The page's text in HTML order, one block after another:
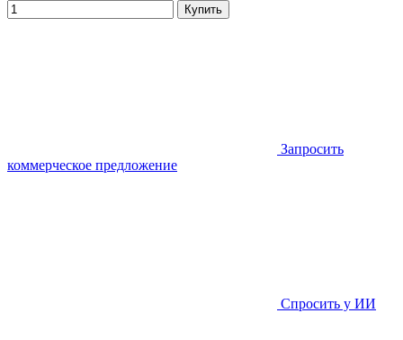
Купить
Запросить
коммерческое предложение
Спросить у ИИ